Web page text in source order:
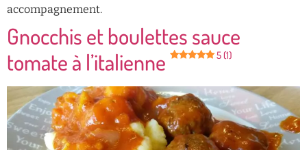
accompagnement.
Gnocchis et boulettes sauce
tomate à l’italienne
5 (1)